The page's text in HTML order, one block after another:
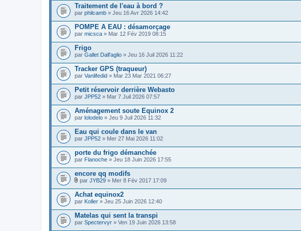
Traitement de l'eau à bord ?
par philcamb » Jeu 16 Avr 2026 14:42
POMPE A EAU : désamorçage
par micsca » Mar 12 Fév 2019 08:15
Frigo
par Gallet Dall'aglio » Jeu 16 Juil 2026 11:22
Tracker GPS (traqueur)
par Vanlifedid » Mar 23 Mar 2021 06:27
Petit réservoir derrière Webasto
par JPP52 » Mar 7 Juil 2026 07:57
Aménagement soute Equinox 2
par lolodelo » Jeu 9 Juil 2026 11:32
Eau qui coule dans le van
par JPP52 » Mer 27 Mai 2026 11:02
porte du frigo démanchée
par Flanoche » Jeu 18 Juin 2026 17:55
encore qq modifs
F
c
h
i
e
r
par JYB29 » Mer 8 Fév 2017 17:09
Achat equinox2
par Koller » Jeu 25 Juin 2026 12:40
Matelas qui sent la transpi
par Spectervyr » Ven 19 Juin 2026 13:58